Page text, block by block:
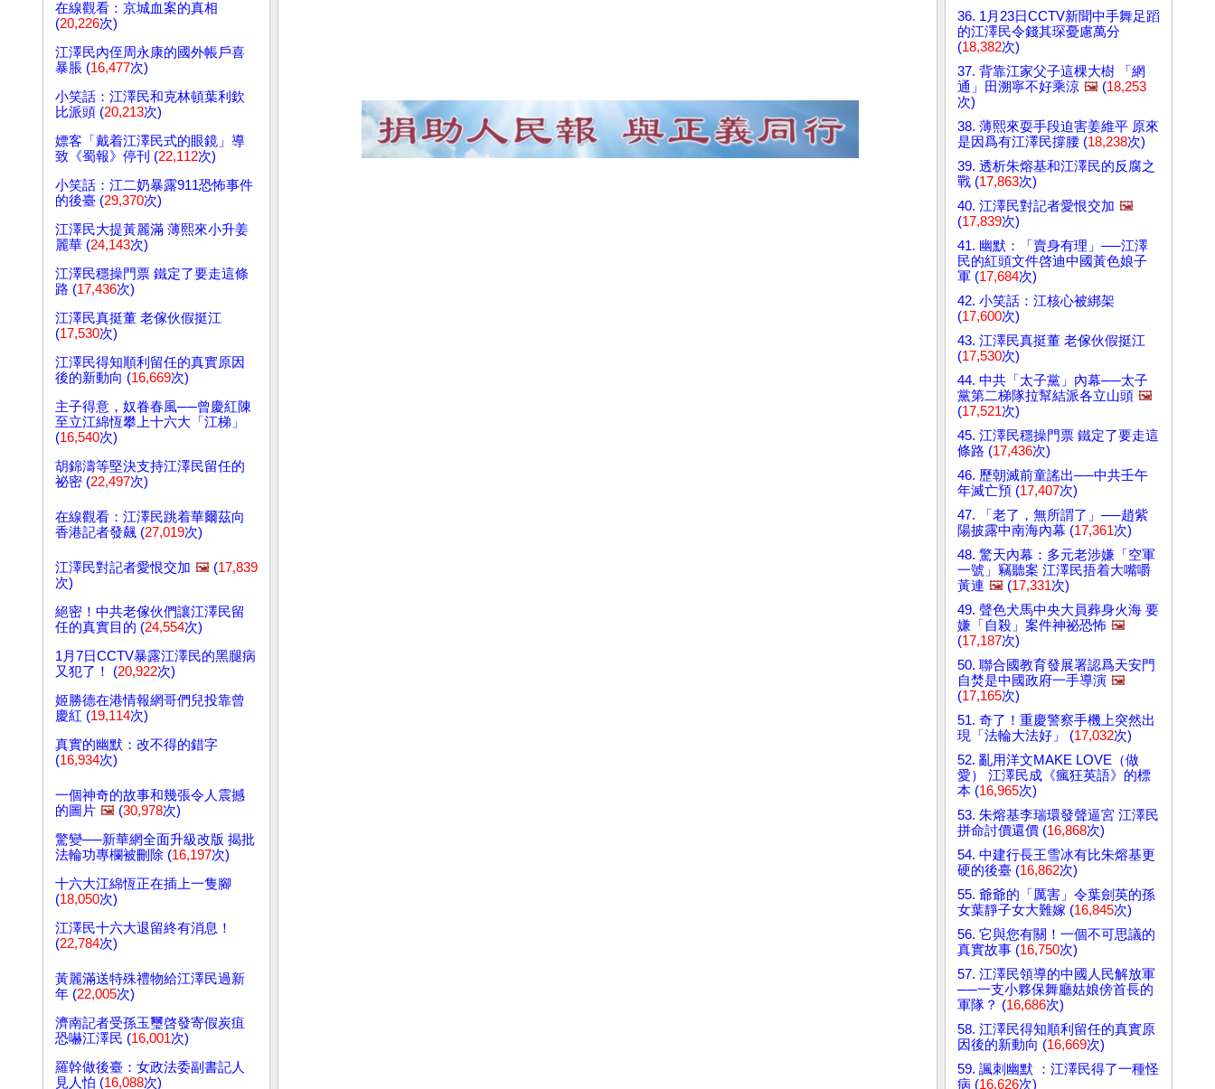
在線觀看：京城血案的真相
(20,226次)
江澤民內侄周永康的國外帳戶喜
暴脹 (16,477次)
小笑話：江澤民和克林頓葉利欽
比派頭 (20,213次)
嫖客「戴着江澤民式的眼鏡」導
致《蜀報》停刊 (22,112次)
小笑話：江二奶暴露911恐怖事件
的後臺 (29,370次)
江澤民大提黃麗滿 薄熙來小升姜
麗華 (24,143次)
江澤民穩操門票 鐵定了要走這條
路 (17,436次)
江澤民真挺董 老傢伙假挺江
(17,530次)
江澤民得知順利留任的真實原因
後的新動向 (16,669次)
主子得意，奴眷春風──曾慶紅陳
至立江綿恆攀上十六大「江梯」
(16,540次)
胡錦濤等堅決支持江澤民留任的
祕密 (22,497次)
在線觀看：江澤民跳着華爾茲向
香港記者發飆 (27,019次)
江澤民對記者愛恨交加 🖼️ (17,839
次)
絕密！中共老傢伙們讓江澤民留
任的真實目的 (24,554次)
1月7日CCTV暴露江澤民的黑腿病
又犯了！ (20,922次)
姬勝德在港情報網哥們兒投靠曾
慶紅 (19,114次)
真實的幽默：改不得的錯字
(16,934次)
一個神奇的故事和幾張令人震撼
的圖片 🖼️ (30,978次)
驚變──新華網全面升級改版 揭批
法輪功專欄被刪除 (16,197次)
十六大江綿恆正在插上一隻腳
(18,050次)
江澤民十六大退留終有消息！
(22,784次)
黃麗滿送特殊禮物給江澤民過新
年 (22,005次)
濟南記者受孫玉璽啓發寄假炭疽
恐嚇江澤民 (16,001次)
羅幹做後臺：女政法委副書記人
見人怕 (16,088次)
36. 1月23日CCTV新聞中手舞足蹈
的江澤民令錢其琛憂慮萬分
(18,382次)
37. 背靠江家父子這棵大樹 「網
通」田溯寧不好乘涼 🖼️ (18,253
次)
38. 薄熙來耍手段迫害姜維平 原來
是因爲有江澤民撐腰 (18,238次)
39. 透析朱熔基和江澤民的反腐之
戰 (17,863次)
40. 江澤民對記者愛恨交加 🖼️
(17,839次)
41. 幽默：「賣身有理」──江澤
民的紅頭文件啓迪中國黃色娘子
軍 (17,684次)
42. 小笑話：江核心被綁架
(17,600次)
43. 江澤民真挺董 老傢伙假挺江
(17,530次)
44. 中共「太子黨」內幕──太子
黨第二梯隊拉幫結派各立山頭 🖼️
(17,521次)
45. 江澤民穩操門票 鐵定了要走這
條路 (17,436次)
46. 歷朝滅前童謠出──中共壬午
年滅亡預 (17,407次)
47. 「老了，無所謂了」──趙紫
陽披露中南海內幕 (17,361次)
48. 驚天內幕：多元老涉嫌「空軍
一號」竊聽案 江澤民捂着大嘴嚼
黃連 🖼️ (17,331次)
49. 聲色犬馬中央大員葬身火海 要
嫌「自殺」案件神祕恐怖 🖼️
(17,187次)
50. 聯合國教育發展署認爲天安門
自焚是中國政府一手導演 🖼️
(17,165次)
51. 奇了！重慶警察手機上突然出
現「法輪大法好」 (17,032次)
52. 亂用洋文MAKE LOVE（做
愛） 江澤民成《瘋狂英語》的標
本 (16,965次)
53. 朱熔基李瑞環發聲逼宮 江澤民
拼命討價還價 (16,868次)
54. 中建行長王雪冰有比朱熔基更
硬的後臺 (16,862次)
55. 爺爺的「厲害」令葉劍英的孫
女葉靜子女大難嫁 (16,845次)
56. 它與您有關！一個不可思議的
真實故事 (16,750次)
57. 江澤民領導的中國人民解放軍
──一支小夥保舞廳姑娘傍首長的
軍隊？ (16,686次)
58. 江澤民得知順利留任的真實原
因後的新動向 (16,669次)
59. 諷刺幽默 ：江澤民得了一種怪
病 (16,626次)